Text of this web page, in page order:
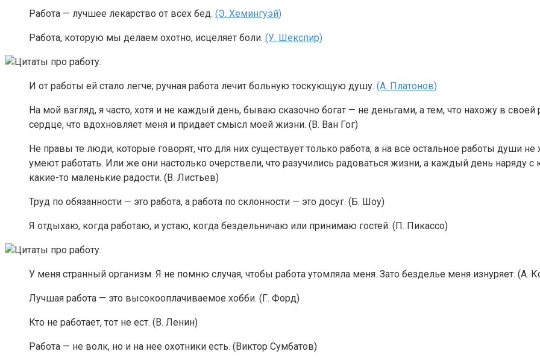
Работа — лучшее лекарство от всех бед. (Э. Хемингуэй)
Работа, которую мы делаем охотно, исцеляет боли. (У. Шекспир)
И от работы ей стало легче; ручная работа лечит больную тоскующую душу. (А. Платонов)
На мой взгляд, я часто, хотя и не каждый день, бываю сказочно богат — не деньгами, а тем, что нахожу в своей
сердце, что вдохновляет меня и придает смысл моей жизни. (В. Ван Гог)
Не правы те люди, которые говорят, что для них существует только работа, а на всё остальное работы души
умеют работать. Или же они настолько очерствели, что разучились радоваться жизни, а каждый день наряду с
какие-то маленькие радости. (В. Листьев)
Труд по обязанности — это работа, а работа по склонности — это досуг. (Б. Шоу)
Я отдыхаю, когда работаю, и устаю, когда бездельничаю или принимаю гостей. (П. Пикассо)
У меня странный организм. Я не помню случая, чтобы работа утомляла меня. Зато безделье меня изнуряет. (А.
Лучшая работа — это высокооплачиваемое хобби. (Г. Форд)
Кто не работает, тот не ест. (В. Ленин)
Работа — не волк, но и на нее охотники есть. (Виктор Сумбатов)